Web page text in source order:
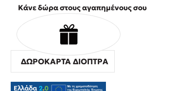
Κάνε δώρα στους αγαπημένους σου
ΔΩΡΟΚΑΡΤΑ ΔΙΟΠΤΡΑ